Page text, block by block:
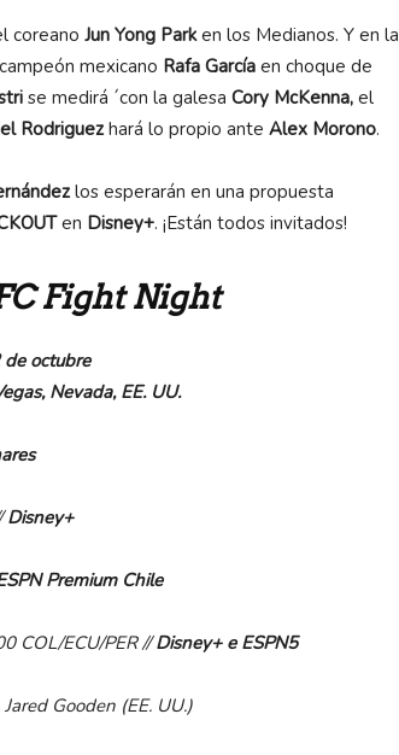
coreano Jun Yong Parken los Medianos. Y en la
mexicano Rafa García en choque de
se medirá ´con la galesa Cory McKenna, el
Rodriguezhará lo propio ante Alex Morono.
los esperarán en una propuesta
en Disney+. ¡Están todos invitados!
Fight Night
octubre
, Nevada, EE. UU.
Disney+
Premium Chile
COL/ECU/PER//Disney+ e ESPN5
Jared Gooden (EE. UU.)